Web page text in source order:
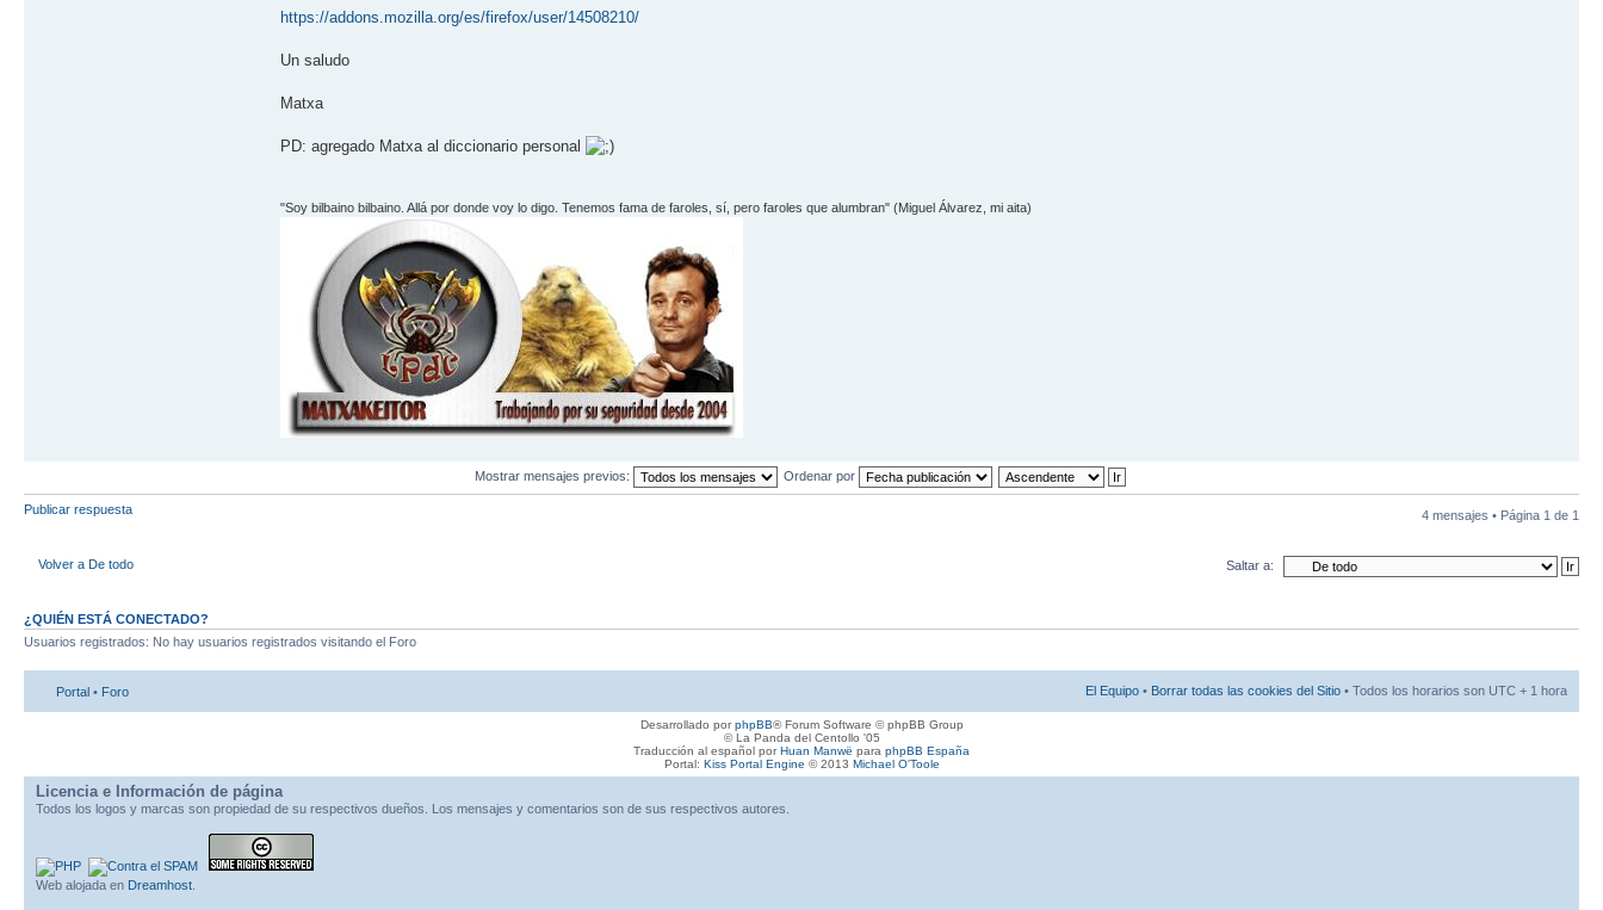
https://addons.mozilla.org/es/firefox/user/14508210/
Un saludo
Matxa
PD: agregado Matxa al diccionario personal
"Soy bilbaino bilbaino. Allá por donde voy lo digo. Tenemos fama de faroles, sí­, pero faroles que alumbran" (Miguel Álvarez, mi aita)
Mostrar mensajes previos: Ordenar por
Publicar respuesta 4 mensajes • Página 1 de 1
Volver a De todo Saltar a:
¿QUIÉN ESTÁ CONECTADO?
Usuarios registrados: No hay usuarios registrados visitando el Foro
Portal • Foro El Equipo • Borrar todas las cookies del Sitio • Todos los horarios son UTC + 1 hora
Desarrollado porphpBB® Forum Software © phpBB Group
© La Panda del Centollo '05
Traducción al español porHuan Manwë para phpBB España
Portal: Kiss Portal Engine © 2013 Michael O'Toole
Licencia e Información de página
Todos los logos y marcas son propiedad de su respectivos dueños. Los mensajes y comentarios son de sus respectivos autores.
Web alojada en Dreamhost